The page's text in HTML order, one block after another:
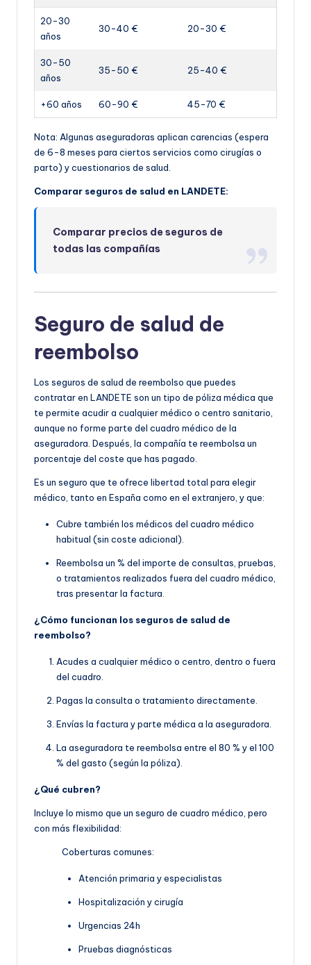
20-30
años
30-40 € 20-30 €
30-50
años
35-50 € 25-40 €
+60 años 60-90 € 45-70 €
Nota: Algunas aseguradoras aplican carencias (espera
de 6-8 meses para ciertos servicios como cirugías o
parto) y cuestionarios de salud.
Comparar seguros de salud en LANDETE:
Comparar precios de seguros de
todas las compañías
Seguro de salud de
reembolso
Los seguros de salud de reembolso que puedes
contratar en LANDETE son un tipo de póliza médica que
te permite acudir a cualquier médico o centro sanitario,
aunque no forme parte del cuadro médico de la
aseguradora. Después, la compañía te reembolsa un
porcentaje del coste que has pagado.
Es un seguro que te ofrece libertad total para elegir
médico, tanto en España como en el extranjero, y que:
Cubre también los médicos del cuadro médico
habitual (sin coste adicional).
Reembolsa un % del importe de consultas, pruebas,
o tratamientos realizados fuera del cuadro médico,
tras presentar la factura.
¿Cómo funcionan los seguros de salud de
reembolso?
Acudes a cualquier médico o centro, dentro o fuera
del cuadro.
Pagas la consulta o tratamiento directamente.
Envías la factura y parte médica a la aseguradora.
La aseguradora te reembolsa entre el 80 % y el 100
% del gasto (según la póliza).
¿Qué cubren?
Incluye lo mismo que un seguro de cuadro médico, pero
con más flexibilidad:
Coberturas comunes:
Atención primaria y especialistas
Hospitalización y cirugía
Urgencias 24h
Pruebas diagnósticas